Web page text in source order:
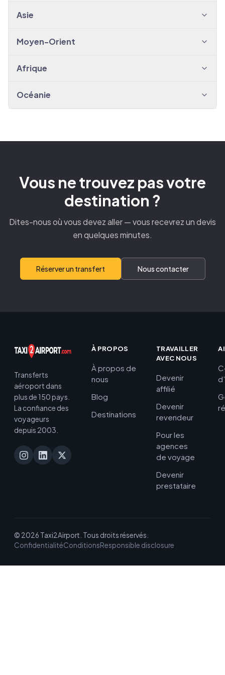
Asie
Moyen-Orient
Afrique
Océanie
Vous ne trouvez pas votre
destination ?
Dites-nous où vous devez aller — vous recevrez un devis
en quelques minutes.
Réserver un transfert Nous contacter
Transferts
aéroport dans
plus de 150 pays.
La confiance des
voyageurs
depuis 2003.
À PROPOS
À propos de
nous
Blog
Destinations
TRAVAILLER
AVEC NOUS
Devenir
affilié
Devenir
revendeur
Pour les
agences
de voyage
Devenir
prestataire
© 2026 Taxi2Airport. Tous droits réservés.
ConfidentialitéConditionsResponsible disclosure